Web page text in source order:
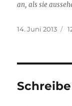
an, als sie
Veröffentlicht
14. Juni 2013